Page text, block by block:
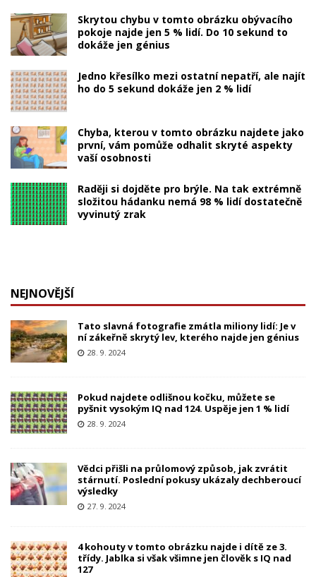
Skrytou chybu v tomto obrázku obývacího
pokoje najde jen 5 % lidí. Do 10 sekund to
dokáže jen génius
Jedno křesílko mezi ostatní nepatří, ale najít
ho do 5 sekund dokáže jen 2 % lidí
Chyba, kterou v tomto obrázku najdete jako
první, vám pomůže odhalit skryté aspekty
vaší osobnosti
Raději si dojděte pro brýle. Na tak extrémně
složitou hádanku nemá 98 % lidí dostatečně
vyvinutý zrak
NEJNOVĚJŠÍ
Tato slavná fotografie zmátla miliony lidí: Je v
ní zákeřně skrytý lev, kterého najde jen génius
28. 9. 2024
Pokud najdete odlišnou kočku, můžete se
pyšnit vysokým IQ nad 124. Uspěje jen 1 % lidí
28. 9. 2024
Vědci přišli na průlomový způsob, jak zvrátit
stárnutí. Poslední pokusy ukázaly dechberoucí
výsledky
27. 9. 2024
4 kohouty v tomto obrázku najde i dítě ze 3.
třídy. Jablka si však všimne jen člověk s IQ nad
127